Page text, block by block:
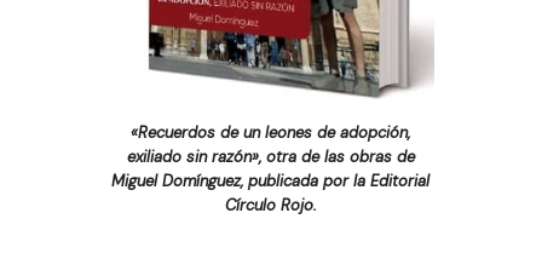
«Recuerdos de un leones de adopción,
exiliado sin razón», otra de las obras de
Miguel Domínguez, publicada por la Editorial
Círculo Rojo.